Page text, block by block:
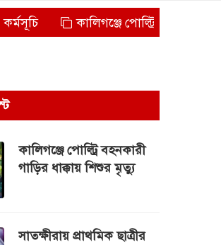
কালিগঞ্জে পোল্ট্রি বহনকারী গাড়ির ধাক্কায়
কালিগঞ্জে পোল্ট্রি বহনকারী
গাড়ির ধাক্কায় শিশুর মৃত্যু
সাতক্ষীরায় প্রাথমিক ছাত্রীর